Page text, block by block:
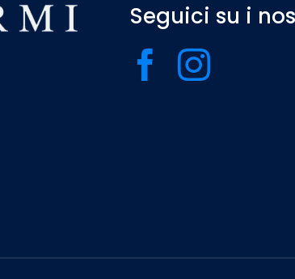
Seguici su i